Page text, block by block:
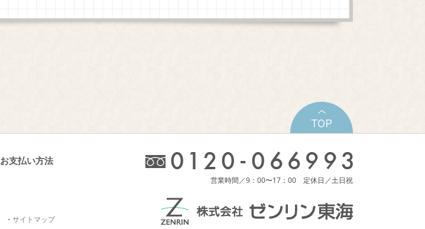
お支払い方法
・ サイトマップ
営業時間／9：00〜17：00 定休日／土日祝